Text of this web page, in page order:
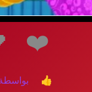
❤️
👍 بواسطة (8)